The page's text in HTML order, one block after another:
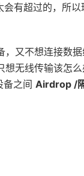
会有超过的，所
，又不想连接数
想无线传输该怎
备之间 Airdrop /